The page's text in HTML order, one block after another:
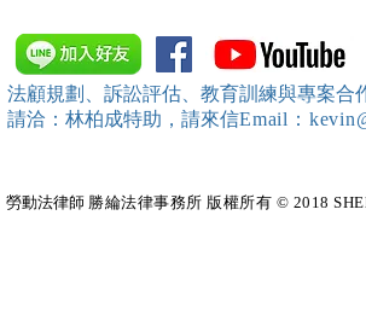
中、南等地辦理（職場霸凌防
治教育訓練）課程 邀請本所律
師團隊擔任講師，課程圓滿完
成~*
法顧規劃、訴訟評估、教育訓練與專案合
請洽：林柏成特助 ，請來信Email：
勞動法律師​ 勝綸法律事務所 版權所有 © 2018